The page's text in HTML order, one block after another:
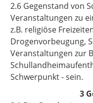
2.6 Gegenstand von
Veranstaltungen zu
z.B. religiöse
Drogenvorbeugung,
Veranstaltungen zur
Schwerpunkt - sein.
3